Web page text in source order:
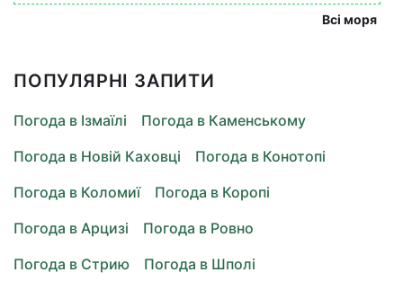
Всі моря
ПОПУЛЯРНІ ЗАПИТИ
Погода в Ізмаїлі
Погода в Каменському
Погода в Новій Каховці
Погода в Конотопі
Погода в Коломиї
Погода в Коропі
Погода в Арцизі
Погода в Ровно
Погода в Стрию
Погода в Шполі